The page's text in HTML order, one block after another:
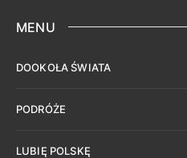
MENU
DOOKOŁA ŚWIATA
PODRÓŻE
LUBIĘ POLSKĘ